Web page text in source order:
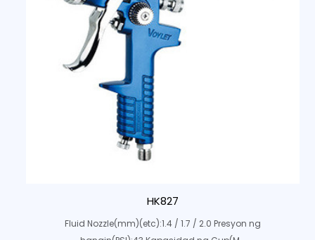
HK827
Fluid Nozzle(mm)(etc):1.4 / 1.7 / 2.0 Presyon ng